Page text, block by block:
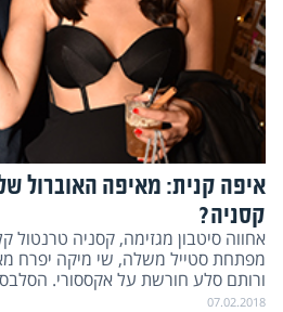
איפה קנית: מאיפה האוברול
קסניה?
אחווה סיטבון מגזימה, קסניה טרנטול
מפתחת סטייל משלה, שי מיקה יפרח
ורותם סלע חורשת על אקססורי. הסלבס
07.02.2018